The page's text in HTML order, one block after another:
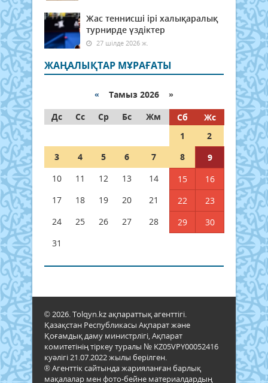
Жас теннисші ірі халықаралық
турнирде үздіктер
27 шілде 2026 ж.
ЖАҢАЛЫҚТАР МҰРАҒАТЫ
« Тамыз 2026 »
Дс
Сс Ср Бс Жм Сб
Жс
1
2
3
4 5 6 7 8
9
10
11 12 13 14 15
16
17
18 19 20 21 22
23
24
25 26 27 28 29
30
31
© 2026. Tolqyn.kz ақпараттық агенттігі.
Қазақстан Республикасы Ақпарат және
Қоғамдық даму министрлігі, Ақпарат
комитетінің тіркеу туралы № KZ05VPY00052416
куәлігі 21.07.2022 жылы берілген.
® Агенттік сайтында жарияланған барлық
мақалалар мен фото-бейне материалдардың